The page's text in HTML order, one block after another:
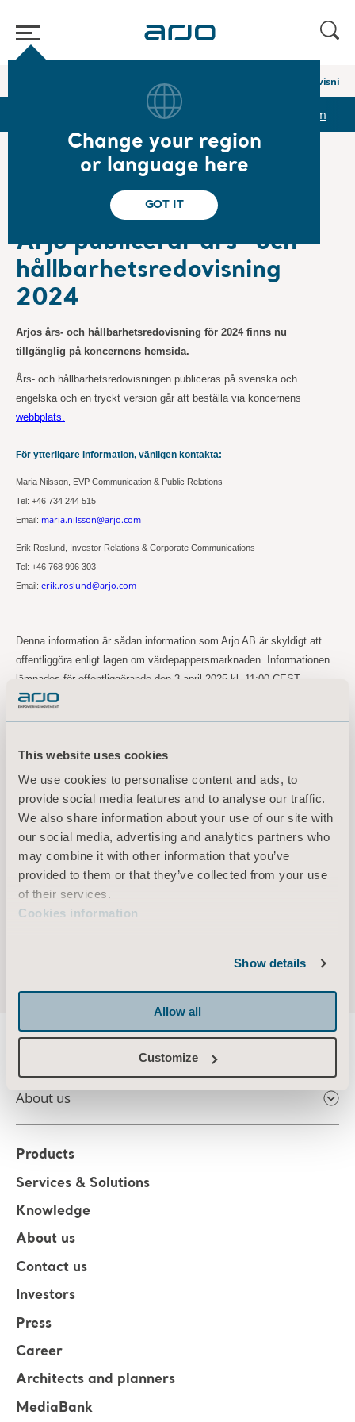
This website uses cookies
We use cookies to personalise content and ads, to
provide social media features and to analyse our traffic.
We also share information about your use of our site with
our social media, advertising and analytics partners who
may combine it with other information that you’ve
provided to them or that they’ve collected from your use
of their services.
Cookies information
Show details
Allow all
Customize
Change your region
or language here
GOT IT
Arjo publicerar års- och hållbarhetsredovisning
Reports & Presentations Newsroom
Regulatory, Press Releases
2025-04-03
Arjo publicerar års- och
hållbarhetsredovisning
2024
Arjos års- och hållbarhetsredovisning för 2024 finns nu
tillgänglig på koncernens hemsida.
Års- och hållbarhetsredovisningen publiceras på svenska och
engelska och en tryckt version går att beställa via koncernens
webbplats.
För ytterligare information, vänligen kontakta:
Maria Nilsson, EVP Communication & Public Relations
Tel: +46 734 244 515
Email: maria.nilsson@arjo.com
Erik Roslund, Investor Relations & Corporate Communications
Tel: +46 768 996 303
Email: erik.roslund@arjo.com
Denna information är sådan information som Arjo AB är skyldigt att
offentliggöra enligt lagen om värdepappersmarknaden. Informationen
lämnades för offentliggörande den 3 april 2025 kl. 11:00 CEST.
patientförflyttning, hygien, desinfektion, diagnostik, behandling av bensår,
förebyggande av trycksår och ventrombos samt våra sjukvårdssängar, är
utformade för att främja mobilitet, säkerhet och värdighet i alla vårdsituationer. Med
över 65 års erfarenhet av att förbättra vardagen för patienter och vårdgivare, och ett
globalt team på cirka 7 000 personer arbetar vi ständigt för att skapa bättre resultat
för människor som möter utmaningar inom mobilitet.
Arjo års- och hållbarhetsredovisning 2024
About us
Products
Services & Solutions
Knowledge
About us
Contact us
Investors
Press
Career
Architects and planners
MediaBank